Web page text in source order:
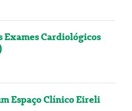
Exames Cardiológicos
Espaço Clínico Eireli